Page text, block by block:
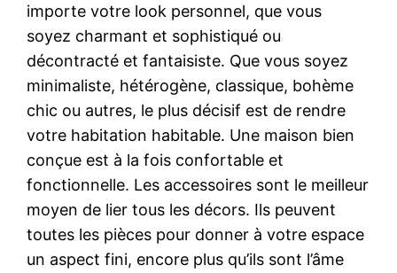
importe votre look personnel, que vous
soyez charmant et sophistiqué ou
décontracté et fantaisiste. Que vous soyez
minimaliste, hétérogène, classique, bohème
chic ou autres, le plus décisif est de rendre
votre habitation habitable. Une maison bien
conçue est à la fois confortable et
fonctionnelle. Les accessoires sont le meilleur
moyen de lier tous les décors. Ils peuvent
toutes les pièces pour donner à votre espace
un aspect fini, encore plus qu’ils sont l’âme